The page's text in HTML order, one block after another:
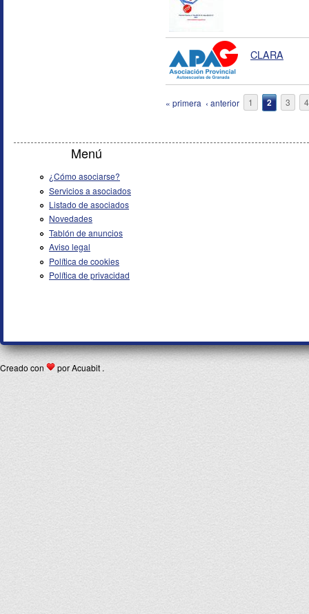
CLARA
Páginas
« primera ‹ anterior 1 2 3 4
Menú
¿Cómo asociarse?
Servicios a asociados
Listado de asociados
Novedades
Tablón de anuncios
Aviso legal
Política de cookies
Política de privacidad
Creado con por Acuabit .